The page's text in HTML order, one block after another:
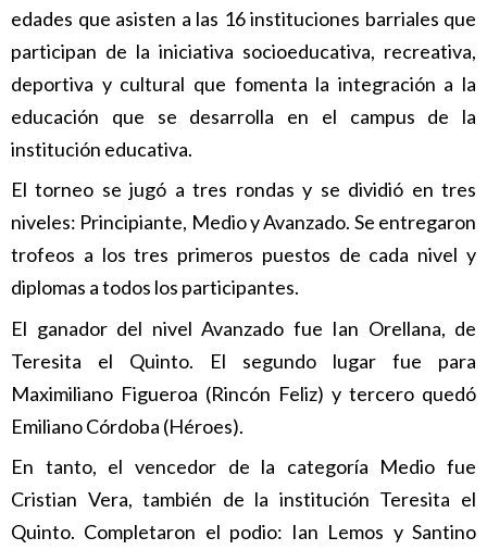
edades que asisten a las 16 instituciones barriales que
participan de la iniciativa socioeducativa, recreativa,
deportiva y cultural que fomenta la integración a la
educación que se desarrolla en el campus de la
institución educativa.
El torneo se jugó a tres rondas y se dividió en tres
niveles: Principiante, Medio y Avanzado. Se entregaron
trofeos a los tres primeros puestos de cada nivel y
diplomas a todos los participantes.
El ganador del nivel Avanzado fue Ian Orellana, de
Teresita el Quinto. El segundo lugar fue para
Maximiliano Figueroa (Rincón Feliz) y tercero quedó
Emiliano Córdoba (Héroes).
En tanto, el vencedor de la categoría Medio fue
Cristian Vera, también de la institución Teresita el
Quinto. Completaron el podio: Ian Lemos y Santino